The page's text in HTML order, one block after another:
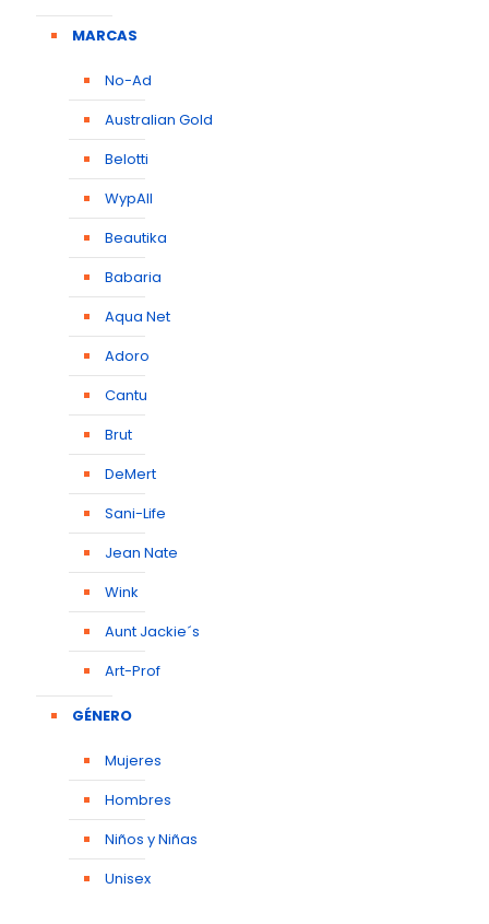
MARCAS
No-Ad
Australian Gold
Belotti
WypAll
Beautika
Babaria
Aqua Net
Adoro
Cantu
Brut
DeMert
Sani-Life
Jean Nate
Wink
Aunt Jackie´s
Art-Prof
GÉNERO
Mujeres
Hombres
Niños y Niñas
Unisex